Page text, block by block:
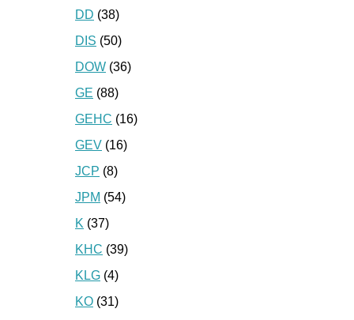
DD (38)
DIS (50)
DOW (36)
GE (88)
GEHC (16)
GEV (16)
JCP (8)
JPM (54)
K (37)
KHC (39)
KLG (4)
KO (31)